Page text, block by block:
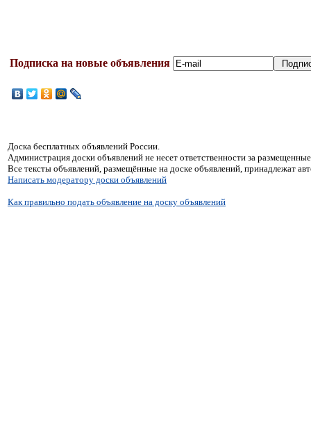
Подписка на новые объявления
Доска бесплатных объявлений России.
Администрация доски объявлений не несет ответственности за
Все тексты объявлений, размещённые на доске объявлений, принадлежат
Написать модератору доски объявлений
Как правильно подать объявление на доску объявлений